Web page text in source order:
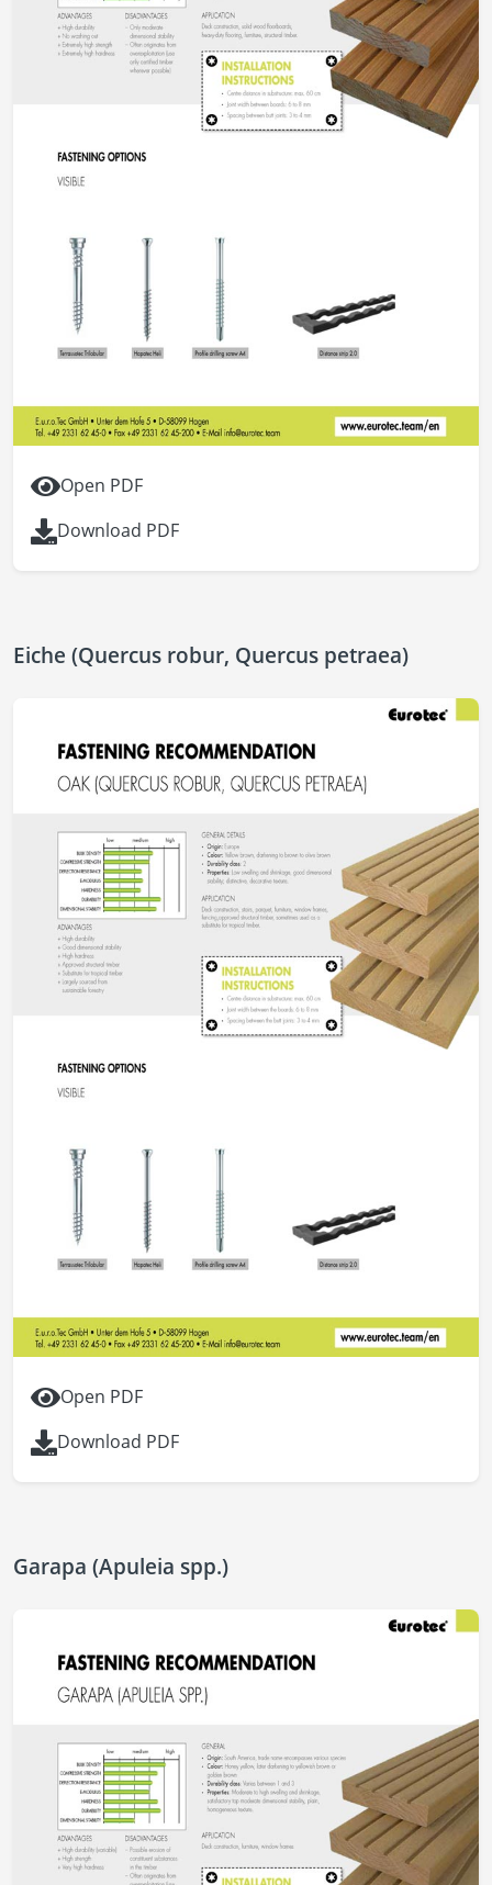
Open PDF
Download PDF
Eiche (Quercus robur, Quercus petraea)
Open PDF
Download PDF
Garapa (Apuleia spp.)